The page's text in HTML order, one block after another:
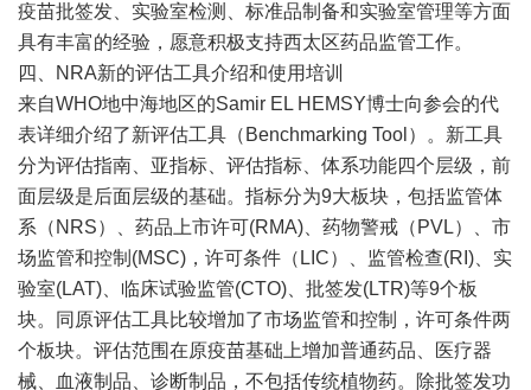
疫苗批签发、实验室检测、标准品制备和实验室管理等方面
具有丰富的经验，愿意积极支持西太区药品监管工作。
四、NRA新的评估工具介绍和使用培训
来自WHO地中海地区的Samir EL HEMSY博士向参会的代
表详细介绍了新评估工具（Benchmarking Tool）。新工具
分为评估指南、亚指标、评估指标、体系功能四个层级，前
面层级是后面层级的基础。指标分为9大板块，包括监管体
系（NRS）、药品上市许可(RMA)、药物警戒（PVL）、市
场监管和控制(MSC)，许可条件（LIC）、监管检查(RI)、实
验室(LAT)、临床试验监管(CTO)、批签发(LTR)等9个板
块。同原评估工具比较增加了市场监管和控制，许可条件两
个板块。评估范围在原疫苗基础上增加普通药品、医疗器
械、血液制品、诊断制品，不包括传统植物药。除批签发功